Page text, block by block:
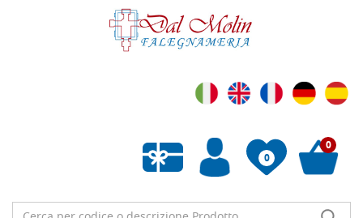
0
Wishlist vuota
0